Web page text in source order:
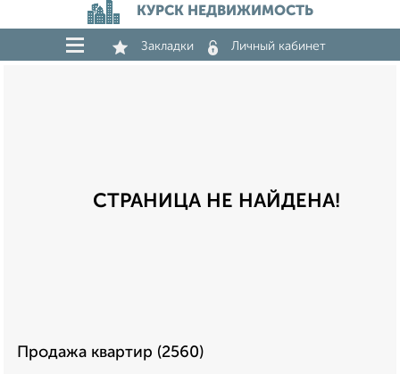
КУРСК НЕДВИЖИМОСТЬ
Закладки Личный кабинет
СТРАНИЦА НЕ НАЙДЕНА!
Продажа квартир (2560)